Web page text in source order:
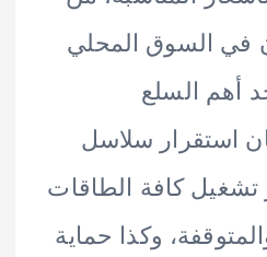
المحلي
سلاسل
كافة الطاقات
وكذا حماية